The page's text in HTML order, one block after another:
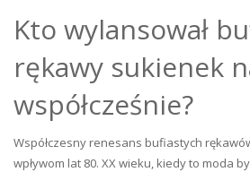
Kto wylansował
rękawy sukienek
współcześnie?
Współczesny renesans bufiastych
wpływom lat 80. XX wieku, kiedy to moda